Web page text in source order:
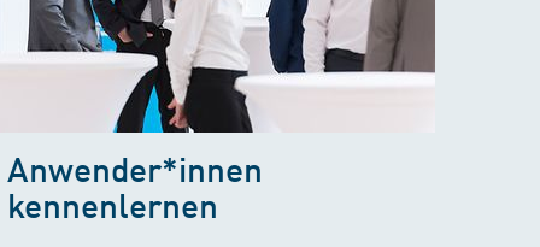
Anwender*innen
kennenlernen